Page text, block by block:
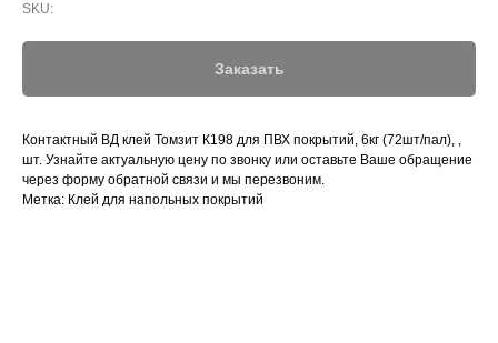
SKU:
Заказать
Контактный ВД клей Томзит К198 для ПВХ покрытий, 6кг (72шт/пал), ,
шт. Узнайте актуальную цену по звонку или оставьте Ваше обращение
через форму обратной связи и мы перезвоним.
Метка: Клей для напольных покрытий